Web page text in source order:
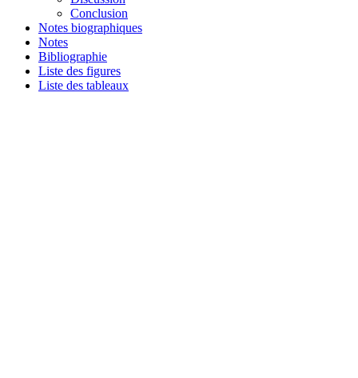
Conclusion
Notes biographiques
Notes
Bibliographie
Liste des figures
Liste des tableaux